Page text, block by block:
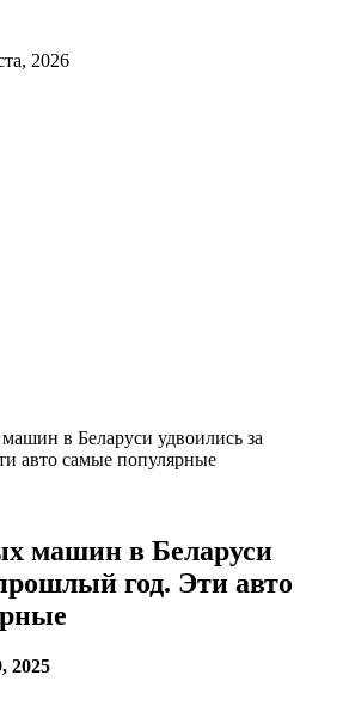
2026
в Беларуси удвоились за
авто самые популярные
машин в Беларуси
год. Эти авто
2025